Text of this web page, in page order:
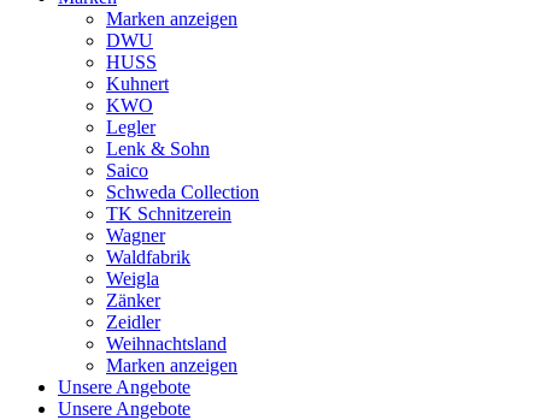
Marken anzeigen
DWU
HUSS
Kuhnert
KWO
Legler
Lenk & Sohn
Saico
Schweda Collection
TK Schnitzerein
Wagner
Waldfabrik
Weigla
Zänker
Zeidler
Weihnachtsland
Marken anzeigen
Unsere Angebote
Unsere Angebote